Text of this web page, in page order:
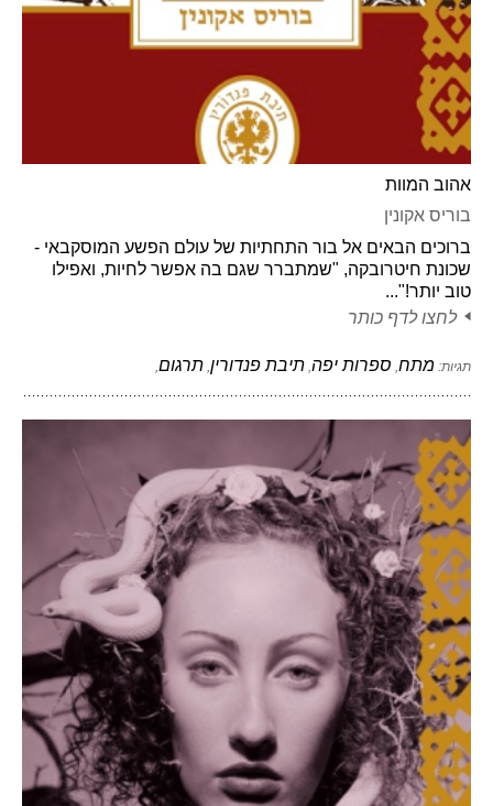
אהוב המוות
בוריס אקונין
ברוכים הבאים אל בור התחתיות של עולם הפשע המוסקבאי -
שכונת חיטרובקה, "שמתברר שגם בה אפשר לחיות, ואפילו
טוב יותר!"...
לחצו לדף כותר
תגיות: מתח, ספרות יפה, תיבת פנדורין, תרגום,